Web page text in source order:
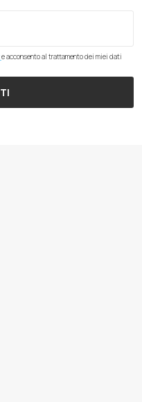
e acconsento al trattamento dei miei dati